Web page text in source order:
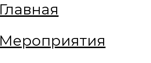
Главная
Мероприятия